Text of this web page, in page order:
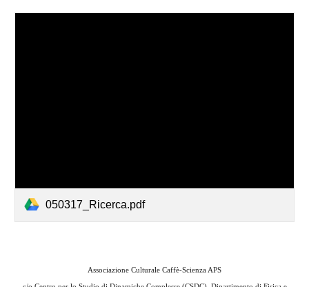
050317_Ricerca.pdf
Associazione Culturale Caffè-Scienza APS